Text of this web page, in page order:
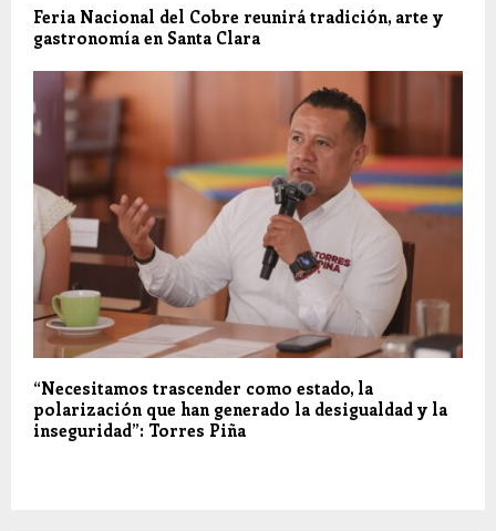
Feria Nacional del Cobre reunirá tradición, arte y
gastronomía en Santa Clara
“Necesitamos trascender como estado, la
polarización que han generado la desigualdad y la
inseguridad”: Torres Piña